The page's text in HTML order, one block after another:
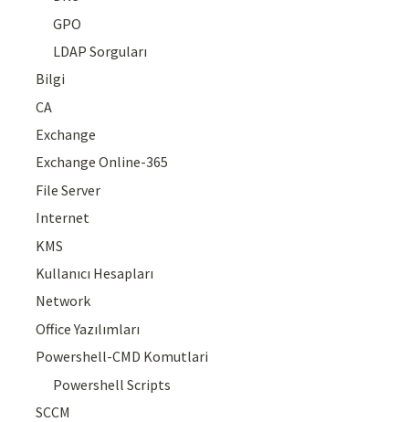
GPO
LDAP Sorguları
Bilgi
CA
Exchange
Exchange Online-365
File Server
Internet
KMS
Kullanıcı Hesapları
Network
Office Yazılımları
Powershell-CMD Komutlari
Powershell Scripts
SCCM